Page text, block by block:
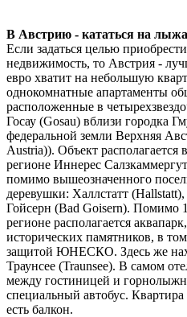
В Австрию - кататься на
Если задаться целью
недвижимость, то Австрия -
евро хватит на небольшую
однокомнатные апартаменты
расположенные в
Госау (Gosau) вблизи городка
федеральной земли Верхняя
Austria)). Объект
регионе Иннерес
помимо вышеозначенного
деревушки: Халлстатт
Гойсерн (Bad Goisern). Помимо
регионе располагается
исторических памятников, в
защитой ЮНЕСКО. Здесь же
Траунсее (Traunsee). В самом
между гостиницей и
специальный автобус.
есть балкон.